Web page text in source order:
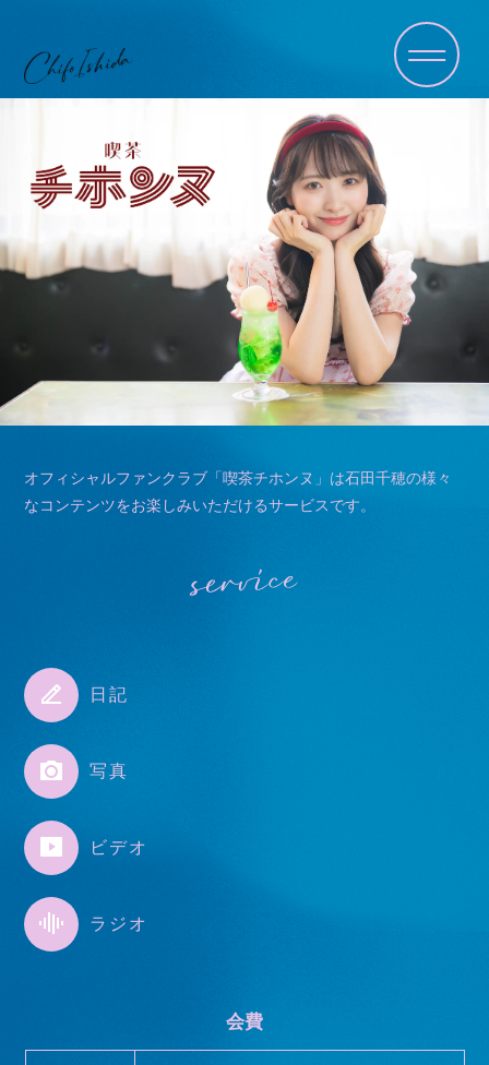
information
profile
contact
オフィシャルファンクラブ「喫茶チホンヌ」は石田千穂の様々
なコンテンツをお楽しみいただけるサービスです。
service
日記
写真
ビデオ
ラジオ
会費